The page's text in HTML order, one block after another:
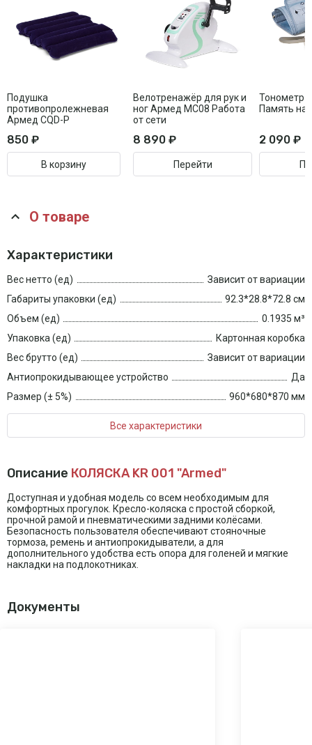
Подушка
противопролежневая
Армед CQD-P
850 ₽
В корзину
Велотренажёр для рук и
ног Армед MC08 Работа
от сети
8 890 ₽
Перейти
Тонометр Армед YE670N
Память на
2 090 ₽
О товаре
Характеристики
Вес нетто (ед)
Зависит от вариации
Габариты упаковки (ед)
92.3*28.8*72.8 см
Объем (ед)
0.1935 м³
Упаковка (ед)
Картонная коробка
Вес брутто (ед)
Зависит от вариации
Антиопрокидывающее устройство
Да
Размер (± 5%)
960*680*870 мм
Все характеристики
Описание КОЛЯСКА KR 001 "Armed"
Доступная и удобная модель со всем необходимым для
комфортных прогулок. Кресло-коляска с простой сборкой,
прочной рамой и пневматическими задними колёсами.
Безопасность пользователя обеспечивают стояночные
тормоза, ремень и антиопрокидыватели, а для
дополнительного удобства есть опора для голеней и мягкие
накладки на подлокотниках.
Документы